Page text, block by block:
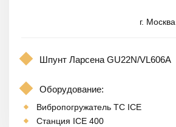
г. Москва
Шпунт Ларсена GU22N/VL606A
Оборудование:
Вибропогружатель TC ICE
Станция ICE 400